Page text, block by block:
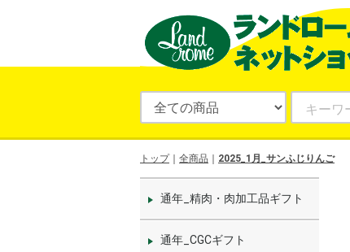
トップ 全商品 2025_1月_サンふじりんご
通年_精肉・肉加工品ギフト
通年_CGCギフト